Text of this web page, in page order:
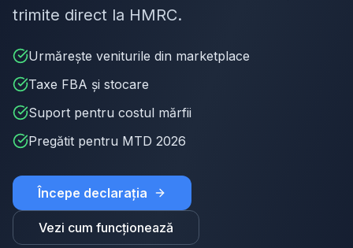
trimite direct la HMRC.
Urmărește veniturile din marketplace
Taxe FBA și stocare
Suport pentru costul mărfii
Pregătit pentru MTD 2026
Începe declarația
Vezi cum funcționează